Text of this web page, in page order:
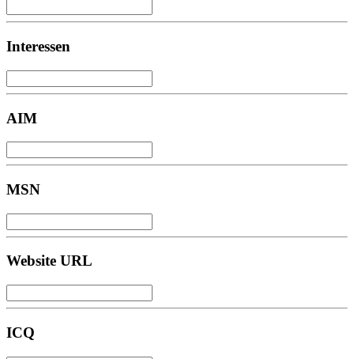
Interessen
AIM
MSN
Website URL
ICQ